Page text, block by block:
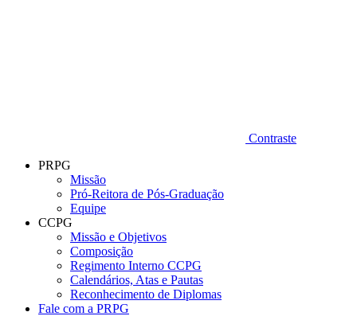
Contraste
PRPG
Missão
Pró-Reitora de Pós-Graduação
Equipe
CCPG
Missão e Objetivos
Composição
Regimento Interno CCPG
Calendários, Atas e Pautas
Reconhecimento de Diplomas
Fale com a PRPG